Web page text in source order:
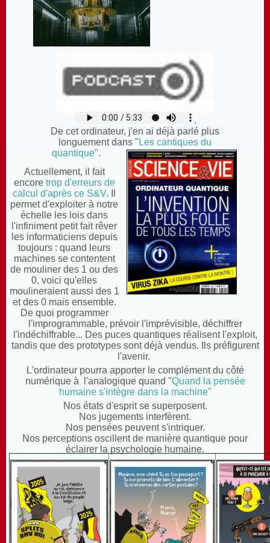
.
De cet ordinateur, j'en ai déjà parlé plus
longuement dans " Les cantiques du
quantique".
Actuellement, il fait
encore trop d'erreurs de
calcul d'après ce S&V. Il
permet d'exploiter à notre
échelle les lois dans
l'infiniment petit fait rêver
les informaticiens depuis
toujours : quand leurs
machines se contentent
de mouliner des 1 ou des
0, voici qu'elles
moulineraient aussi des 1
et des 0 mais ensemble.
De quoi programmer
l'improgrammable, prévoir l'imprévisible, déchiffrer
l'indéchiffrable... Des puces quantiques réalisent l'exploit,
tandis que des prototypes sont déjà vendus. Ils préfigurent
l'avenir.
L'ordinateur pourra apporter le complément du côté
numérique à l'analogique quand "Quand la pensée
humaine s'intègre dans la machine"
Nos états d'esprit se superposent.
Nos jugements interfèrent.
Nos pensées peuvent s'intriquer.
Nos perceptions oscillent de manière quantique pour
éclairer la psychologie humaine.